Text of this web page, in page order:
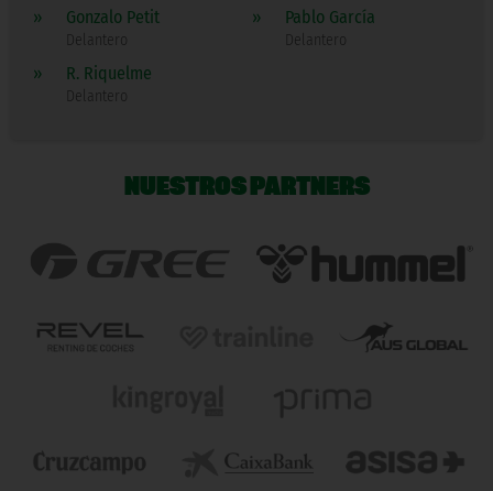
» Gonzalo Petit
Delantero
» Pablo García
Delantero
» R. Riquelme
Delantero
NUESTROS PARTNERS